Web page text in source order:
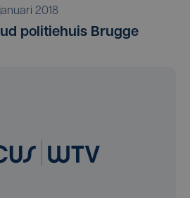
januari 2018
politiehuis Brugge